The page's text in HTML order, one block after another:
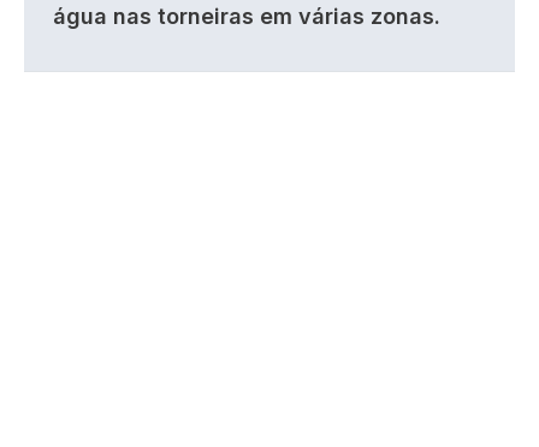
água nas torneiras em várias zonas.